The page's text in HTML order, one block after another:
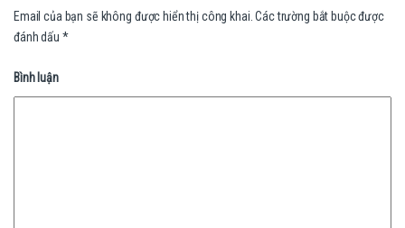
Email của bạn sẽ không được hiển thị công khai. Các trường bắt buộc được
đánh dấu *
Bình luận